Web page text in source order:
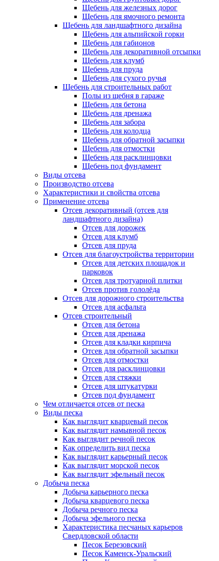
Щебень для железных дорог
Щебень для ямочного ремонта
Щебень для ландшафтного дизайна
Щебень для альпийской горки
Щебень для габионов
Щебень для декоративной отсыпки
Щебень для клумб
Щебень для пруда
Щебень для сухого ручья
Щебень для строительных работ
Полы из щебня в гараже
Щебень для бетона
Щебень для дренажа
Щебень для забора
Щебень для колодца
Щебень для обратной засыпки
Щебень для отмостки
Щебень для расклинцовки
Щебень под фундамент
Виды отсева
Производство отсева
Характеристики и свойства отсева
Применение отсева
Отсев декоративный (отсев для
ландшафтного дизайна)
Отсев для дорожек
Отсев для клумб
Отсев для пруда
Отсев для благоустройства территории
Отсев для детских площадок и
парковок
Отсев для тротуарной плитки
Отсев против гололёда
Отсев для дорожного строительства
Отсев для асфальта
Отсев строительный
Отсев для бетона
Отсев для дренажа
Отсев для кладки кирпича
Отсев для обратной засыпки
Отсев для отмостки
Отсев для расклинцовки
Отсев для стяжки
Отсев для штукатурки
Отсев под фундамент
Чем отличается отсев от песка
Виды песка
Как выглядит кварцевый песок
Как выглядит намывной песок
Как выглядит речной песок
Как определить вид песка
Как выглядит карьерный песок
Как выглядит морской песок
Как выглядит эфельный песок
Добыча песка
Добыча карьерного песка
Добыча кварцевого песка
Добыча речного песка
Добыча эфельного песка
Характеристика песчаных карьеров
Свердловской области
Песок Березовский
Песок Каменск-Уральский